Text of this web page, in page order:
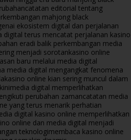
catatan editorial tentang
mahjong black
ekosistem digital dan perjalanan
digital terus mencatat perjalanan kasino
eradi balik perkembangan media
menjadi sorotankasino online
baru melalui media digital
media digital mengangkat fenomena
kasino online kian sering muncul dalam
media digital memperlihatkan
perubahan zamancatatan media
yang terus menarik perhatian
digital kasino online memperlihatkan
online dan media digital menjadi
teknologimembaca kasino online